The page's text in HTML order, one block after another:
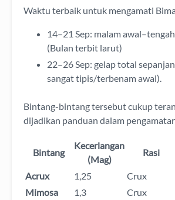
Waktu terbaik untuk mengamati
14–21 Sep: malam
(Bulan terbit larut)
22–26 Sep: gelap total
sangat tipis/terbenam awal).
Bintang-bintang tersebut cukup
dijadikan panduan dalam
Bintang
Kecerlangan
(Mag)
Rasi
Acrux
1,25 Crux
Mimosa
1,3 Crux